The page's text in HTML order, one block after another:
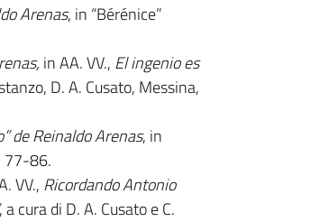
Arenas, in “Bérénice”
in AA. VV., El ingenio es
D. A. Cusato, Messina,
de Reinaldo Arenas, in
77-86.
VV., Ricordando Antonio
a cura di D. A. Cusato e C.